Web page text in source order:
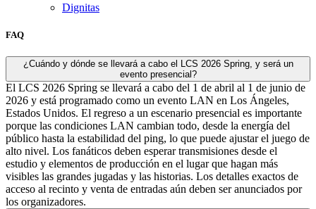
Dignitas
FAQ
¿Cuándo y dónde se llevará a cabo el LCS 2026 Spring, y será un
evento presencial?
El LCS 2026 Spring se llevará a cabo del 1 de abril al 1 de junio de
2026 y está programado como un evento LAN en Los Ángeles,
Estados Unidos. El regreso a un escenario presencial es importante
porque las condiciones LAN cambian todo, desde la energía del
público hasta la estabilidad del ping, lo que puede ajustar el juego de
alto nivel. Los fanáticos deben esperar transmisiones desde el
estudio y elementos de producción en el lugar que hagan más
visibles las grandes jugadas y las historias. Los detalles exactos de
acceso al recinto y venta de entradas aún deben ser anunciados por
los organizadores.